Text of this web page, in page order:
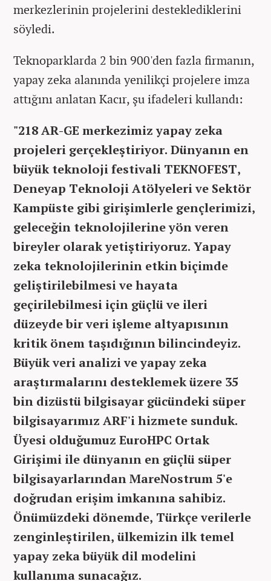
merkezlerinin projelerini desteklediklerini
söyledi.
Teknoparklarda 2 bin 900'den fazla firmanın,
yapay zeka alanında yenilikçi projelere imza
attığını anlatan Kacır, şu ifadeleri kullandı:
"218 AR-GE merkezimiz yapay zeka
projeleri gerçekleştiriyor. Dünyanın en
büyük teknoloji festivali TEKNOFEST,
Deneyap Teknoloji Atölyeleri ve Sektör
Kampüste gibi girişimlerle gençlerimizi,
geleceğin teknolojilerine yön veren
bireyler olarak yetiştiriyoruz. Yapay
zeka teknolojilerinin etkin biçimde
geliştirilebilmesi ve hayata
geçirilebilmesi için güçlü ve ileri
düzeyde bir veri işleme altyapısının
kritik önem taşıdığının bilincindeyiz.
Büyük veri analizi ve yapay zeka
araştırmalarını desteklemek üzere 35
bin dizüstü bilgisayar gücündeki süper
bilgisayarımız ARF'i hizmete sunduk.
Üyesi olduğumuz EuroHPC Ortak
Girişimi ile dünyanın en güçlü süper
bilgisayarlarından MareNostrum 5'e
doğrudan erişim imkanına sahibiz.
Önümüzdeki dönemde, Türkçe verilerle
zenginleştirilen, ülkemizin ilk temel
yapay zeka büyük dil modelini
kullanıma sunacağız.